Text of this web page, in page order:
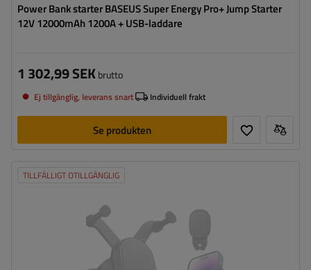
Power Bank starter BASEUS Super Energy Pro+ Jump Starter
12V 12000mAh 1200A + USB-laddare
1 302,99 SEKbrutto
Ej tillgänglig, leverans snart Individuell frakt
Se produkten
TILLFÄLLIGT OTILLGÄNGLIG